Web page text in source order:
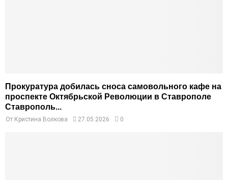
Прокуратура добилась сноса самовольного кафе на
проспекте Октябрьской Революции в Ставрополе
Ставрополь...
От Кристина Волкова 27.05.2026 0